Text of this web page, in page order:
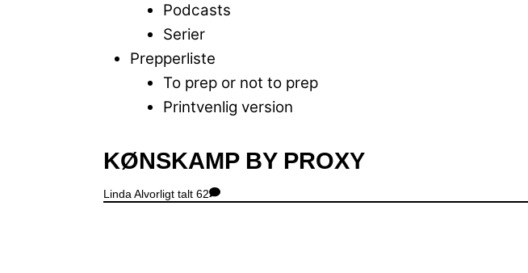
Podcasts
Serier
Prepperliste
To prep or not to prep
Printvenlig version
Close
KØNSKAMP BY PROXY
Linda Alvorligt talt 62